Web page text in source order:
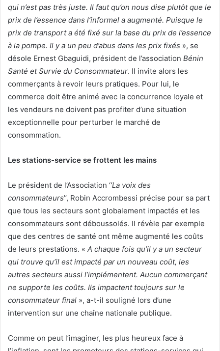
qui n’est pas très juste. Il faut qu’on nous dise plutôt que le
prix de l’essence dans l’informel a augmenté. Puisque le
prix de transport a été fixé sur la base du prix de l’essence
à la pompe. Il y a un peu d’abus dans les prix fixés », se
désole Ernest Gbaguidi, président de l’association Bénin
Santé et Survie du Consommateur. Il invite alors les
commerçants à revoir leurs pratiques. Pour lui, le
commerce doit être animé avec la concurrence loyale et
les vendeurs ne doivent pas profiter d’une situation
exceptionnelle pour perturber le marché de
consommation.
Les stations-service se frottent les mains
Le président de l’Association ‘’La voix des
consommateurs’’, Robin Accrombessi précise pour sa part
que tous les secteurs sont globalement impactés et les
consommateurs sont déboussolés. Il révèle par exemple
que des centres de santé ont même augmenté les coûts
de leurs prestations. « A chaque fois qu’il y a un secteur
qui trouve qu’il est impacté par un nouveau coût, les
autres secteurs aussi l’implémentent. Aucun commerçant
ne supporte les coûts. Ils impactent toujours sur le
consommateur final », a-t-il souligné lors d’une
intervention sur une chaîne nationale publique.
Comme on peut l’imaginer, les plus heureux face à